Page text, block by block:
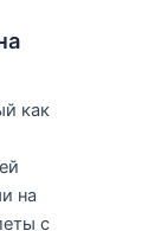
как
на
с